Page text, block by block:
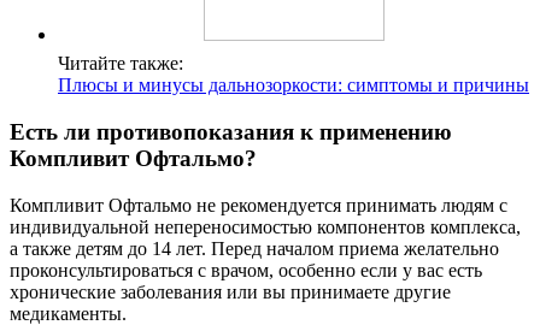
Читайте также:
Плюсы и минусы дальнозоркости: симптомы и причины
Есть ли противопоказания к применению
Компливит Офтальмо?
Компливит Офтальмо не рекомендуется принимать людям с
индивидуальной непереносимостью компонентов комплекса,
а также детям до 14 лет. Перед началом приема желательно
проконсультироваться с врачом, особенно если у вас есть
хронические заболевания или вы принимаете другие
медикаменты.